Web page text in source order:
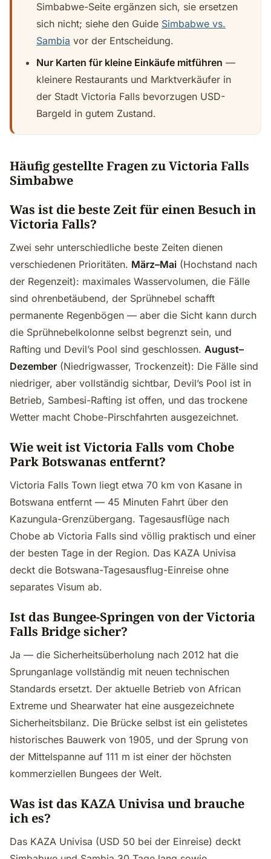
Simbabwe-Seite ergänzen sich, sie ersetzen
sich nicht; siehe den Guide Simbabwe vs.
Sambia vor der Entscheidung.
Nur Karten für kleine Einkäufe mitführen —
kleinere Restaurants und Marktverkäufer in
der Stadt Victoria Falls bevorzugen USD-
Bargeld in gutem Zustand.
Häufig gestellte Fragen zu Victoria Falls
Simbabwe
Was ist die beste Zeit für einen Besuch in
Victoria Falls?
Zwei sehr unterschiedliche beste Zeiten dienen
verschiedenen Prioritäten. März–Mai (Hochstand nach
der Regenzeit): maximales Wasservolumen, die Fälle
sind ohrenbetäubend, der Sprühnebel schafft
permanente Regenbögen — aber die Sicht kann durch
die Sprühnebelkolonne selbst begrenzt sein, und
Rafting und Devil’s Pool sind geschlossen. August–
Dezember (Niedrigwasser, Trockenzeit): Die Fälle sind
niedriger, aber vollständig sichtbar, Devil’s Pool ist in
Betrieb, Sambesi-Rafting ist offen, und das trockene
Wetter macht Chobe-Pirschfahrten ausgezeichnet.
Wie weit ist Victoria Falls vom Chobe
Park Botswanas entfernt?
Victoria Falls Town liegt etwa 70 km von Kasane in
Botswana entfernt — 45 Minuten Fahrt über den
Kazungula-Grenzübergang. Tagesausflüge nach
Chobe ab Victoria Falls sind völlig praktisch und einer
der besten Tage in der Region. Das KAZA Univisa
deckt die Botswana-Tagesausflug-Einreise ohne
separates Visum ab.
Ist das Bungee-Springen von der Victoria
Falls Bridge sicher?
Ja — die Sicherheitsüberholung nach 2012 hat die
Sprunganlage vollständig mit neuen technischen
Standards ersetzt. Der aktuelle Betrieb von African
Extreme und Shearwater hat eine ausgezeichnete
Sicherheitsbilanz. Die Brücke selbst ist ein gelistetes
historisches Bauwerk von 1905, und der Sprung von
der Mittelspanne auf 111 m ist einer der höchsten
kommerziellen Bungees der Welt.
Was ist das KAZA Univisa und brauche
ich es?
Das KAZA Univisa (USD 50 bei der Einreise) deckt